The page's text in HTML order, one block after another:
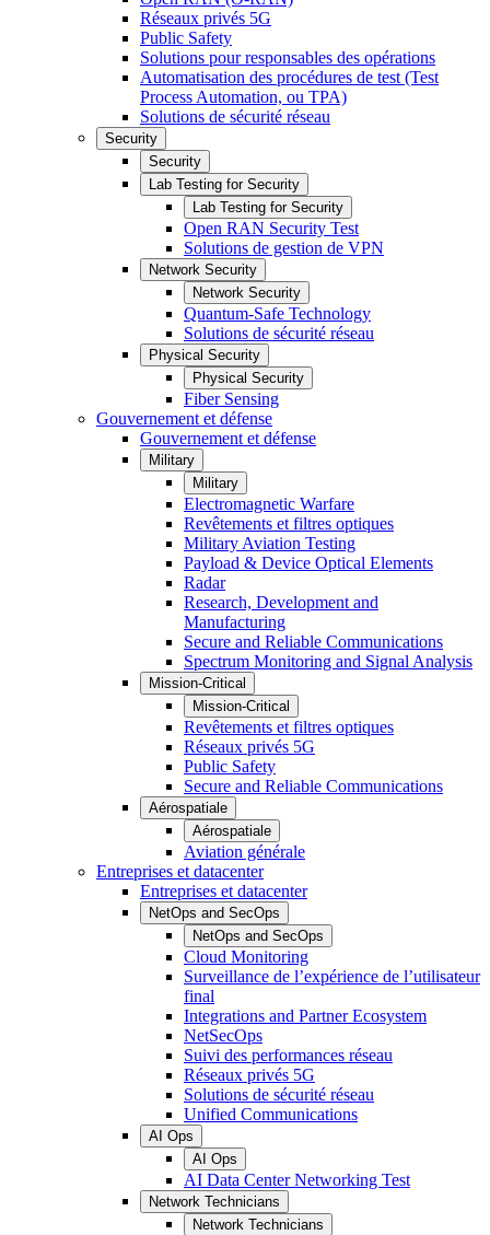
Réseaux privés 5G
Public Safety
Solutions pour responsables des opérations
Automatisation des procédures de test (Test
Process Automation, ou TPA)
Solutions de sécurité réseau
Security
Security
Lab Testing for Security
Lab Testing for Security
Open RAN Security Test
Solutions de gestion de VPN
Network Security
Network Security
Quantum-Safe Technology
Solutions de sécurité réseau
Physical Security
Physical Security
Fiber Sensing
Gouvernement et défense
Gouvernement et défense
Military
Military
Electromagnetic Warfare
Revêtements et filtres optiques
Military Aviation Testing
Payload & Device Optical Elements
Radar
Research, Development and
Manufacturing
Secure and Reliable Communications
Spectrum Monitoring and Signal Analysis
Mission-Critical
Mission-Critical
Revêtements et filtres optiques
Réseaux privés 5G
Public Safety
Secure and Reliable Communications
Aérospatiale
Aérospatiale
Aviation générale
Entreprises et datacenter
Entreprises et datacenter
NetOps and SecOps
NetOps and SecOps
Cloud Monitoring
Surveillance de l’expérience de l’utilisateur
final
Integrations and Partner Ecosystem
NetSecOps
Suivi des performances réseau
Réseaux privés 5G
Solutions de sécurité réseau
Unified Communications
AI Ops
AI Ops
AI Data Center Networking Test
Network Technicians
Network Technicians